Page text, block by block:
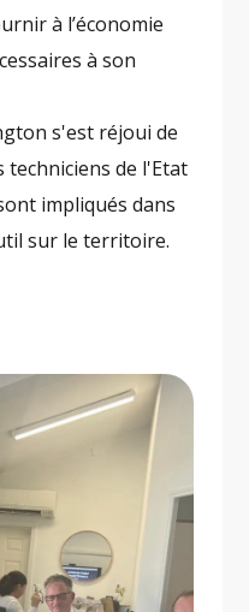
à l’économie
à son
s'est réjoui de
techniciens de l'Etat
impliqués dans
sur le territoire.